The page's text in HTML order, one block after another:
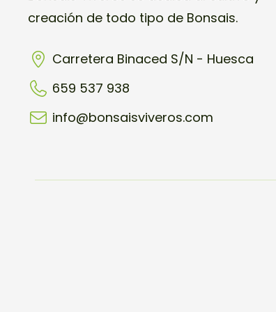
creación de todo tipo de Bonsais.
Carretera Binaced S/N - Huesca
659 537 938
info@bonsaisviveros.com